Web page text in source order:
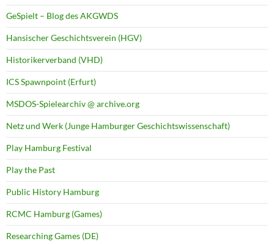
GeSpielt – Blog des AKGWDS
Hansischer Geschichtsverein (HGV)
Historikerverband (VHD)
ICS Spawnpoint (Erfurt)
MSDOS-Spielearchiv @ archive.org
Netz und Werk (Junge Hamburger Geschichtswissenschaft)
Play Hamburg Festival
Play the Past
Public History Hamburg
RCMC Hamburg (Games)
Researching Games (DE)